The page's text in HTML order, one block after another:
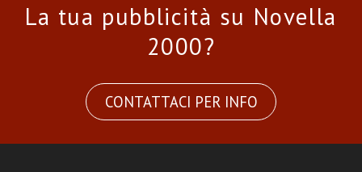
La tua pubblicità su Novella
2000?
CONTATTACI PER INFO